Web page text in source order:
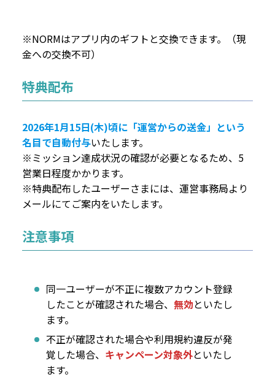
※NORMはアプリ内のギフトと交換できます。（現
金への交換不可）
特典配布
2026年1月15日(木)頃に「運営からの送金」という
名目で自動付与いたします。
※ミッション達成状況の確認が必要となるため、5
営業日程度かかります。
※特典配布したユーザーさまには、運営事務局より
メールにてご案内をいたします。
注意事項
同一ユーザーが不正に複数アカウント登録
したことが確認された場合、 無効といたし
ます。
不正が確認された場合や利用規約違反が発
覚した場合、 キャンペーン対象外といたし
ます。